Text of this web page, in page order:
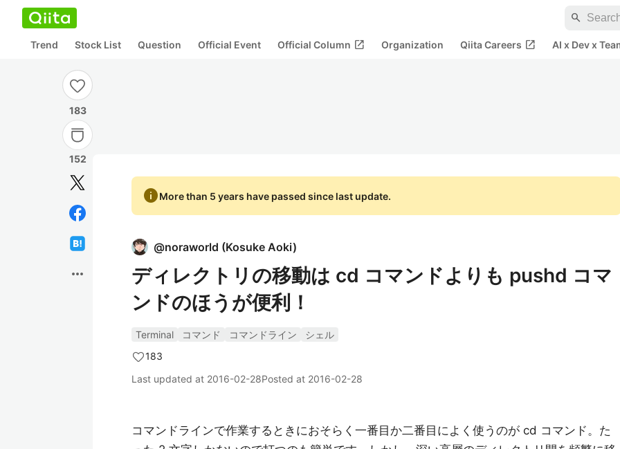
search
Trend Stock List Question Official Event Official Column open_in_new Organization Qiita Careers open_in_new AI x Dev x
183
152
more_horiz
infoMore than 5 years have passed since last update.
@noraworld (Kosuke Aoki)
ディレクトリの移動は cd コマンドよりも pushd コマ
ンドのほうが便利！
Terminal コマンド コマンドライン
シェル
183
Last updated at 2016-02-28Posted at 2016-02-28
コマンドラインで作業するときにおそらく一番目か二番目によく使うのが cd コマンド。た